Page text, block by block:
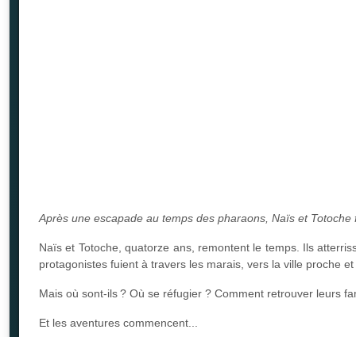
Après une escapade au temps des pharaons, Naïs et
Naïs et Totoche, quatorze ans, remontent le temps. Ils
protagonistes fuient à travers les marais, vers la ville proche
Mais où sont-ils ? Où se réfugier ? Comment retrouver leurs
Et les aventures commencent...